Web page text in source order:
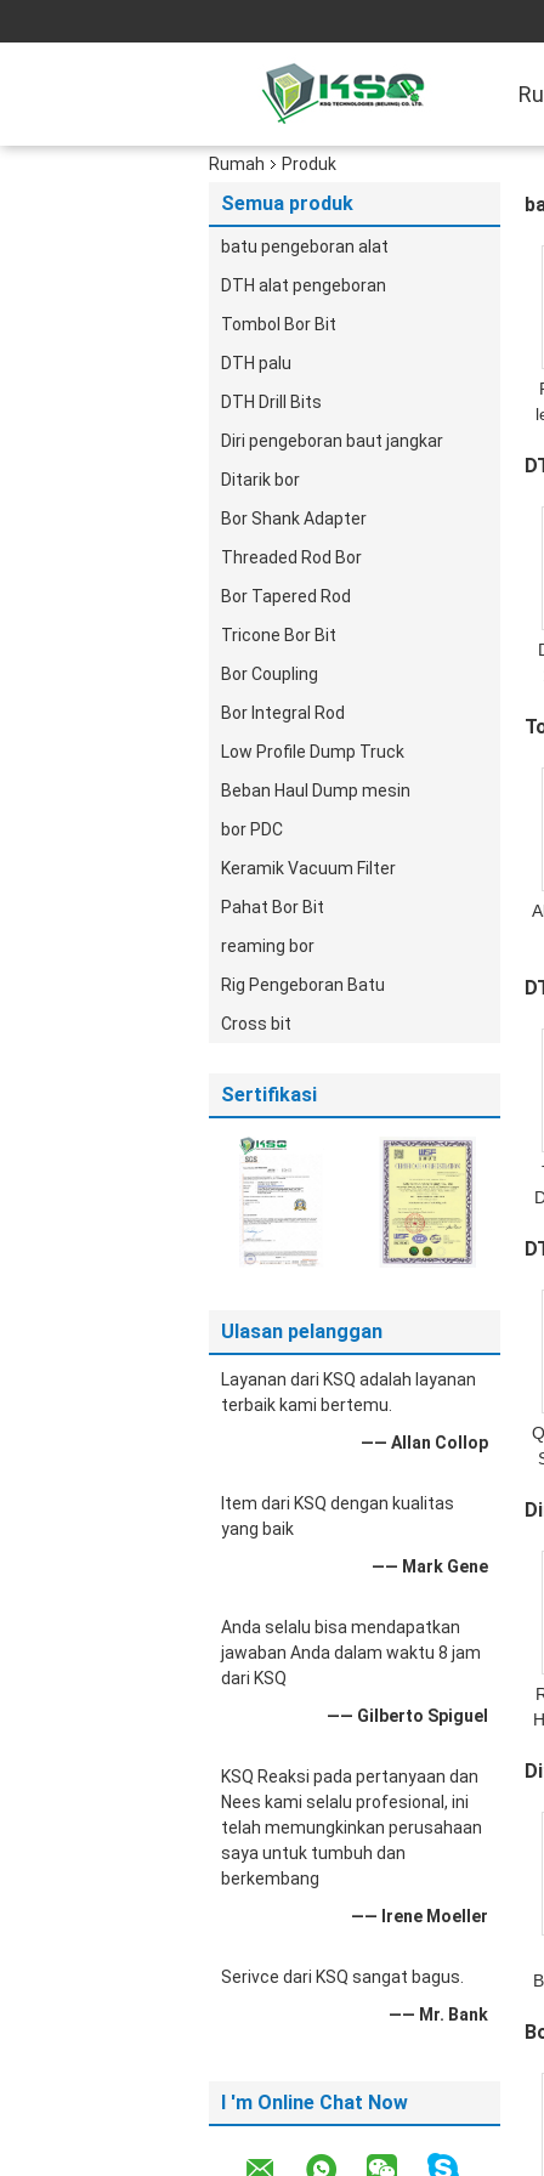
Rumah Produk
Semua produk
batu pengeboran alat
DTH alat pengeboran
Tombol Bor Bit
DTH palu
DTH Drill Bits
Diri pengeboran baut jangkar
Ditarik bor
Bor Shank Adapter
Threaded Rod Bor
Bor Tapered Rod
Tricone Bor Bit
Bor Coupling
Bor Integral Rod
Low Profile Dump Truck
Beban Haul Dump mesin
bor PDC
Keramik Vacuum Filter
Pahat Bor Bit
reaming bor
Rig Pengeboran Batu
Cross bit
Sertifikasi
Ulasan pelanggan
Layanan dari KSQ adalah layanan
terbaik kami bertemu.
—— Allan Collop
Item dari KSQ dengan kualitas
yang baik
—— Mark Gene
Anda selalu bisa mendapatkan
jawaban Anda dalam waktu 8 jam
dari KSQ
—— Gilberto Spiguel
KSQ Reaksi pada pertanyaan dan
Nees kami selalu profesional, ini
telah memungkinkan perusahaan
saya untuk tumbuh dan
berkembang
—— Irene Moeller
Serivce dari KSQ sangat bagus.
—— Mr. Bank
I 'm Online Chat Now